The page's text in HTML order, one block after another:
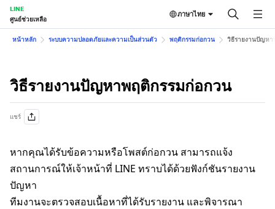
LINE
ศูนย์ช่วยเหลือ
ภาษาไทย
หน้าหลัก ระบบความปลอดภัยและความเป็นส่วนตัว พฤติกรรมก่อกวน วิธีรายงานปัญห
วิธีรายงานปัญหาพฤติกรรมก่อกวน
แชร์
หากคุณได้รับข้อความหรือโพสต์ก่อกวน สามารถแจ้ง
สถานการณ์ให้เจ้าหน้าที่ LINE ทราบได้ด้วยฟังก์ชันรายงาน
ปัญหา
ทีมงานจะตรวจสอบเนื้อหาที่ได้รับรายงาน และพิจารณา